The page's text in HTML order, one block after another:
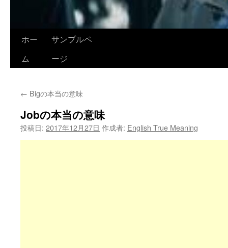
ホー
ム
サンプルペ
ージ
← Bigの本当の意味
Jobの本当の意味
投稿日: 2017年12月27日 作成者: English True Meaning